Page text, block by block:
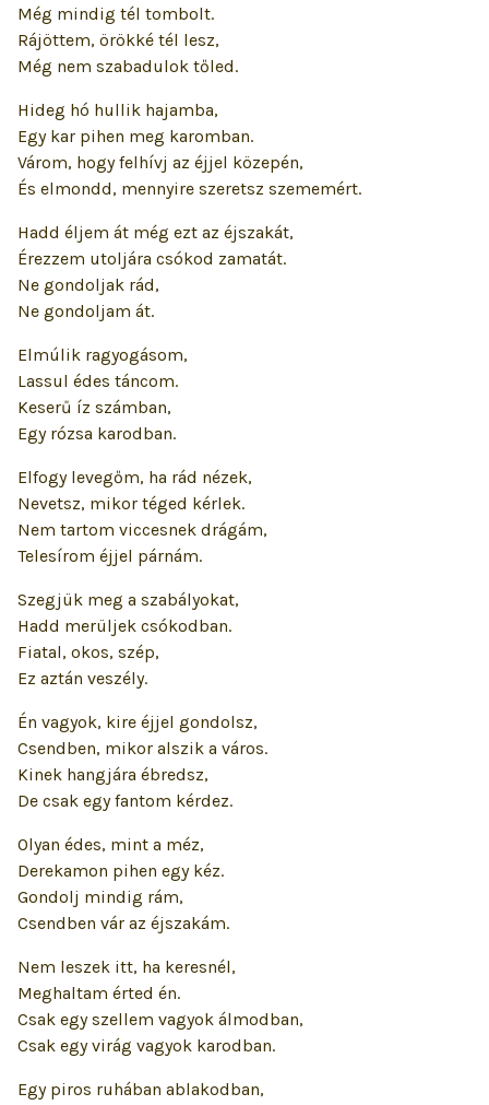
Még mindig tél tombolt.
Rájöttem, örökké tél lesz,
Még nem szabadulok tőled.
Hideg hó hullik hajamba,
Egy kar pihen meg karomban.
Várom, hogy felhívj az éjjel közepén,
És elmondd, mennyire szeretsz szememért.
Hadd éljem át még ezt az éjszakát,
Érezzem utoljára csókod zamatát.
Ne gondoljak rád,
Ne gondoljam át.
Elmúlik ragyogásom,
Lassul édes táncom.
Keserű íz számban,
Egy rózsa karodban.
Elfogy levegőm, ha rád nézek,
Nevetsz, mikor téged kérlek.
Nem tartom viccesnek drágám,
Telesírom éjjel párnám.
Szegjük meg a szabályokat,
Hadd merüljek csókodban.
Fiatal, okos, szép,
Ez aztán veszély.
Én vagyok, kire éjjel gondolsz,
Csendben, mikor alszik a város.
Kinek hangjára ébredsz,
De csak egy fantom kérdez.
Olyan édes, mint a méz,
Derekamon pihen egy kéz.
Gondolj mindig rám,
Csendben vár az éjszakám.
Nem leszek itt, ha keresnél,
Meghaltam érted én.
Csak egy szellem vagyok álmodban,
Csak egy virág vagyok karodban.
Egy piros ruhában ablakodban,